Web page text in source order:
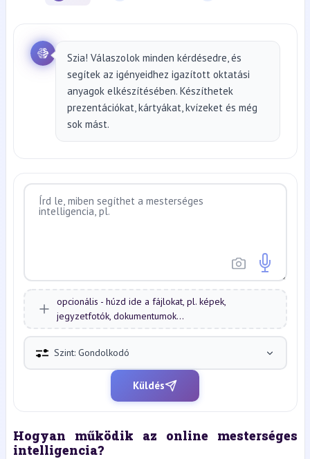
Szia! Válaszolok minden kérdésedre, és
segítek az igényeidhez igazított oktatási
anyagok elkészítésében. Készíthetek
prezentációkat, kártyákat, kvízeket és még
sok mást.
opcionális - húzd ide a fájlokat, pl. képek,
jegyzetfotók, dokumentumok...
Szint: Gondolkodó
Küldés
Hogyan működik az online mesterséges
intelligencia?